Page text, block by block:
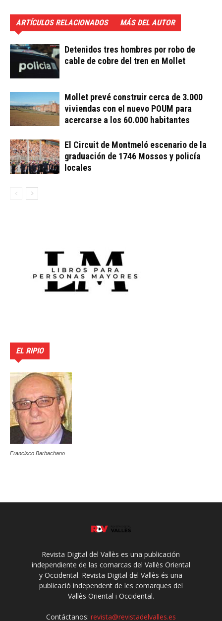
ARTÍCULOS RELACIONADOS MÁS DEL AUTOR
Detenidos tres hombres por robo de
cable de cobre del tren en Mollet
Mollet prevé construir cerca de 3.000
viviendas con el nuevo POUM para
acercarse a los 60.000 habitantes
El Circuit de Montmeló escenario de la
graduación de 1746 Mossos y policía
locales
EL RIPIO
Francisco Barbachano
Revista Digital del Vallès es una publicación
independiente de las comarcas del Vallès Oriental
y Occidental. Revista Digital del Vallès és una
publicació independent de les comarques del
Vallès Oriental i Occidental.
Contáctanos: revista@revistadelvalles.es